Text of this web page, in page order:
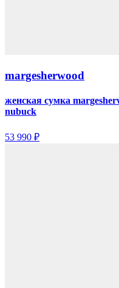
margesherwood
женская сумка
nubuck
53 990 ₽